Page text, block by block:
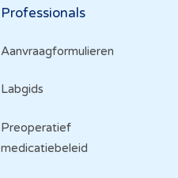
Professionals
Aanvraagformulieren
Labgids
Preoperatief
medicatiebeleid